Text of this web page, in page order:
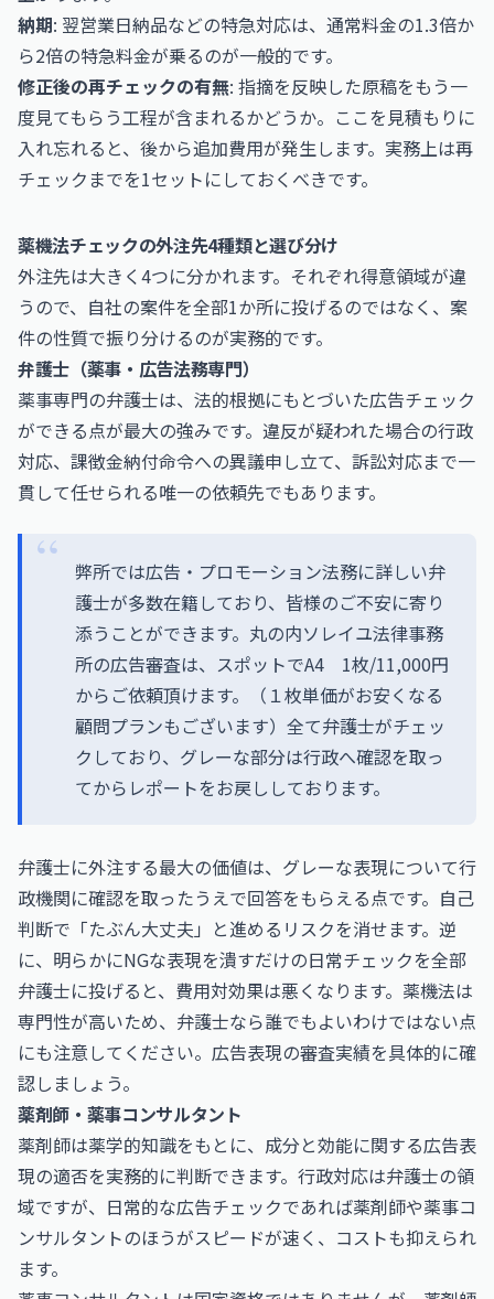
納期: 翌営業日納品などの特急対応は、通常料金の1.3倍か
ら2倍の特急料金が乗るのが一般的です。
修正後の再チェックの有無: 指摘を反映した原稿をもう一
度見てもらう工程が含まれるかどうか。ここを見積もりに
入れ忘れると、後から追加費用が発生します。実務上は再
チェックまでを1セットにしておくべきです。
薬機法チェックの外注先4種類と選び分け
外注先は大きく4つに分かれます。それぞれ得意領域が違
うので、自社の案件を全部1か所に投げるのではなく、案
件の性質で振り分けるのが実務的です。
弁護士（薬事・広告法務専門）
薬事専門の弁護士は、法的根拠にもとづいた広告チェック
ができる点が最大の強みです。違反が疑われた場合の行政
対応、課徴金納付命令への異議申し立て、訴訟対応まで一
貫して任せられる唯一の依頼先でもあります。
弊所では広告・プロモーション法務に詳しい弁
護士が多数在籍しており、皆様のご不安に寄り
添うことができます。丸の内ソレイユ法律事務
所の広告審査は、スポットでA4 1枚/11,000円
からご依頼頂けます。（１枚単価がお安くなる
顧問プランもございます）全て弁護士がチェッ
クしており、グレーな部分は行政へ確認を取っ
てからレポートをお戻ししております。
弁護士に外注する最大の価値は、グレーな表現について行
政機関に確認を取ったうえで回答をもらえる点です。自己
判断で「たぶん大丈夫」と進めるリスクを消せます。逆
に、明らかにNGな表現を潰すだけの日常チェックを全部
弁護士に投げると、費用対効果は悪くなります。薬機法は
専門性が高いため、弁護士なら誰でもよいわけではない点
にも注意してください。広告表現の審査実績を具体的に確
認しましょう。
薬剤師・薬事コンサルタント
薬剤師は薬学的知識をもとに、成分と効能に関する広告表
現の適否を実務的に判断できます。行政対応は弁護士の領
域ですが、日常的な広告チェックであれば薬剤師や薬事コ
ンサルタントのほうがスピードが速く、コストも抑えられ
ます。